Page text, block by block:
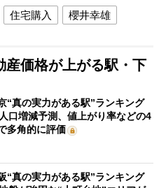
住宅購入 櫻井幸雄
産価格が上がる駅・下
京“真の実力がある駅”ランキング
口増減予測、値上がり率などの4
多角的に評価
阪“真の実力がある駅”ランキング